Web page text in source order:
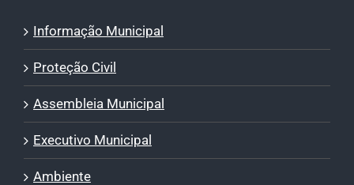
Informação Municipal
Proteção Civil
Assembleia Municipal
Executivo Municipal
Ambiente